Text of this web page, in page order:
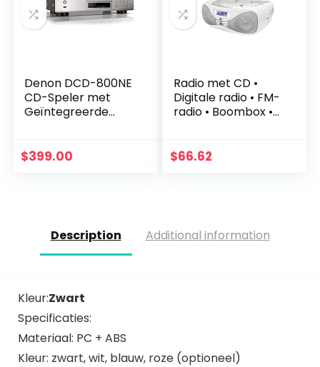
Denon DCD-800NE
CD-Speler met
Geïntegreerde
Processing Plus,
$399.00
Radio met CD •
Digitale radio • FM-
radio • Boombox •
ingang • USB-
$66.62
Description Additional information
Kleur:Zwart
Specificaties:
Materiaal: PC + ABS
Kleur: zwart, wit, blauw, roze (optioneel)